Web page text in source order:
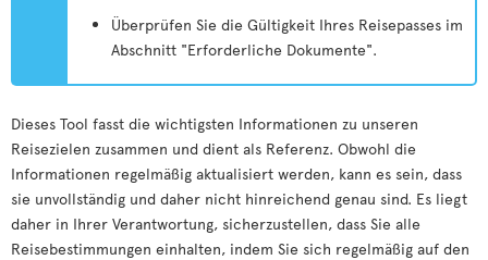
Überprüfen Sie die Gültigkeit Ihres Reisepasses im
Abschnitt "Erforderliche Dokumente".
Dieses Tool fasst die wichtigsten Informationen zu unseren
Reisezielen zusammen und dient als Referenz. Obwohl die
Informationen regelmäßig aktualisiert werden, kann es sein, dass
sie unvollständig und daher nicht hinreichend genau sind. Es liegt
daher in Ihrer Verantwortung, sicherzustellen, dass Sie alle
Reisebestimmungen einhalten, indem Sie sich regelmäßig auf den